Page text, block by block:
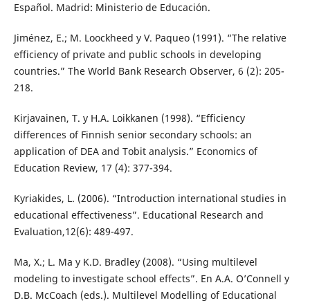
Español. Madrid: Ministerio de Educación.
Jiménez, E.; M. Loockheed y V. Paqueo (1991). “The relative
efficiency of private and public schools in developing
countries.” The World Bank Research Observer, 6 (2): 205-
218.
Kirjavainen, T. y H.A. Loikkanen (1998). “Efficiency
differences of Finnish senior secondary schools: an
application of DEA and Tobit analysis.” Economics of
Education Review, 17 (4): 377-394.
Kyriakides, L. (2006). “Introduction international studies in
educational effectiveness”. Educational Research and
Evaluation,12(6): 489-497.
Ma, X.; L. Ma y K.D. Bradley (2008). “Using multilevel
modeling to investigate school effects”. En A.A. O’Connell y
D.B. McCoach (eds.). Multilevel Modelling of Educational